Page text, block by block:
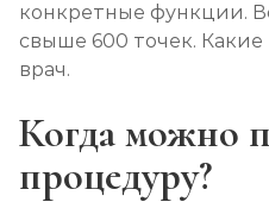
Раскодирование от
от 2 500 ₽
Мотивация на лечение
от 3 000 ₽
конкретные функции.
свыше 600 точек.
врач.
Когда можно
процедуру?